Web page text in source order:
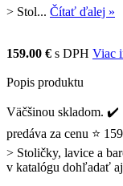
> Stol... Čítať ďalej »
159.00 € s DPH Viac
Popis produktu
Väčšinou skladom. ✔️
predáva za cenu ⭐
> Stoličky, lavice a
v katalógu dohľadať